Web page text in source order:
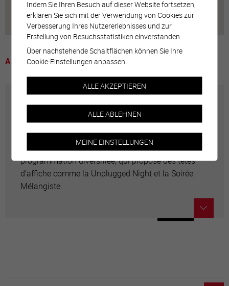
A voir
Anciens Abattoirs
C'est le cœur de la culture alternative sierroise.
Plusieurs genres s’y retrouvent dans une
programmation diversifiée, qui propose des têtes
d’affiche comme la Unplugged Night et la Soirée
Mélangiste.
Indem Sie Ihren Besuch auf dieser Website fortsetzen,
erklären Sie sich mit der Verwendung von Cookies zur
Verbesserung Ihres Nutzererlebnisses und zur
Erstellung von Besuchsstatistiken einverstanden.
Über nachstehende Schaltflächen können Sie Ihre
Cookie-Einstellungen anpassen.
ALLE AKZEPTIEREN
ALLE ABLEHNEN
MEINE EINSTELLUNGEN